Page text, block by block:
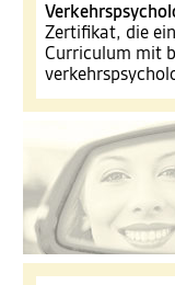
Zertifikat, die
Curriculum mit